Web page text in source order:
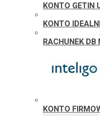
KONTO GETIN
KONTO
RACHUNEK DB
KONTO